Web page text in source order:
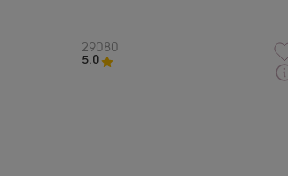
Артикул
29080
5.0